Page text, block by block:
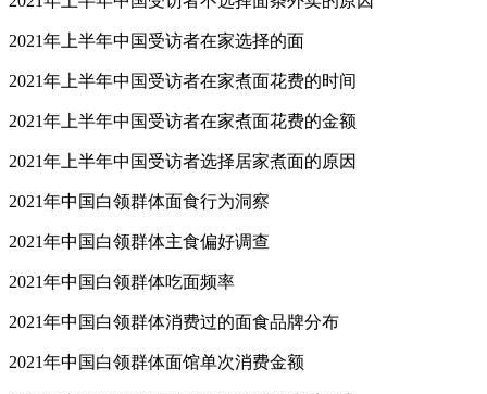
2021年上半年中国受访者在家选择的面
2021年上半年中国受访者在家煮面花费的时间
2021年上半年中国受访者在家煮面花费的金额
2021年上半年中国受访者选择居家煮面的原因
2021年中国白领群体面食行为洞察
2021年中国白领群体主食偏好调查
2021年中国白领群体吃面频率
2021年中国白领群体消费过的面食品牌分布
2021年中国白领群体面馆单次消费金额